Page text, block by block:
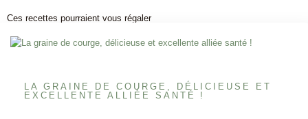
Ces recettes pourraient vous régaler
LA GRAINE DE COURGE, DÉLICIEUSE ET
EXCELLENTE ALLIÉE SANTÉ !